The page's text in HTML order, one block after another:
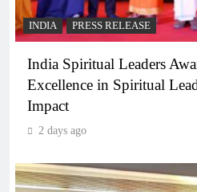
INDIA PRESS RELEASE
India Spiritual Leaders
Excellence in Spiritual
Impact
2 days ago